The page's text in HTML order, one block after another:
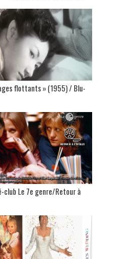
flottants » (1955) / Blu-
club Le 7e genre/Retour à